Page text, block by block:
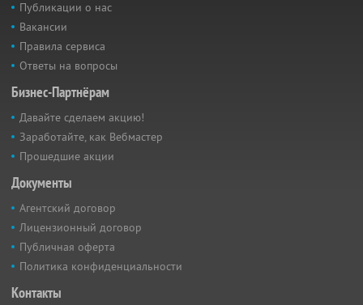
Публикации о нас
Вакансии
Правила сервиса
Ответы на вопросы
Бизнес-Партнёрам
Давайте сделаем акцию!
Заработайте, как Вебмастер
Прошедшие акции
Документы
Агентский договор
Лицензионный договор
Публичная оферта
Политика конфиденциальности
Контакты